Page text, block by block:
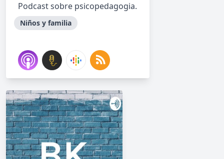
Podcast sobre psicopedagogia.
Niños y familia